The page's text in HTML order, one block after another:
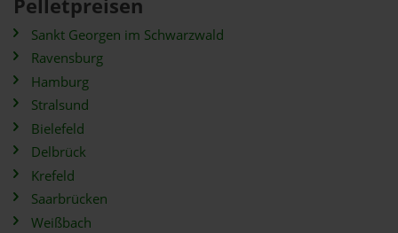
Sankt Georgen im Schwarzwald
Ravensburg
Hamburg
Stralsund
Bielefeld
Delbrück
Krefeld
Saarbrücken
Weißbach